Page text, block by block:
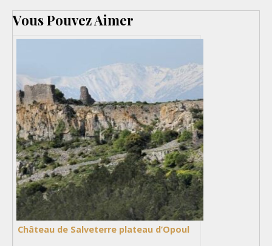
Vous Pouvez Aimer
Château de Salveterre plateau d’Opoul